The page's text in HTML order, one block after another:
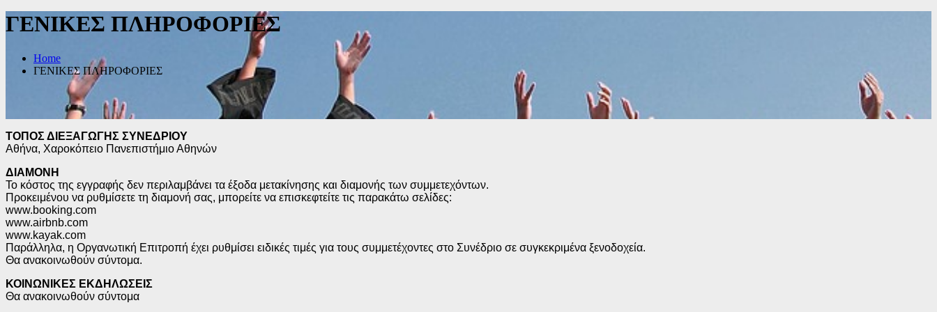
ΓΕΝΙΚΕΣ ΠΛΗΡΟΦΟΡΙΕΣ
Home
ΓΕΝΙΚΕΣ ΠΛΗΡΟΦΟΡΙΕΣ
ΤΟΠΟΣ ΔΙΕΞΑΓΩΓΗΣ ΣΥΝΕΔΡΙΟΥ
Αθήνα, Χαροκόπειο Πανεπιστήμιο Αθηνών
ΔΙΑΜΟΝH
Το κόστος της εγγραφής δεν περιλαμβάνει τα έξοδα μετακίνησης και διαμονής των συμμετεχόντων.
Προκειμένου να ρυθμίσετε τη διαμονή σας, μπορείτε να επισκεφτείτε τις παρακάτω σελίδες:
www.booking.com
www.airbnb.com
www.kayak.com
Παράλληλα, η Οργανωτική Επιτροπή έχει ρυθμίσει ειδικές τιμές για τους συμμετέχοντες στο Συνέδριο σε συγκεκριμένα ξενοδοχεία.
Θα ανακοινωθούν σύντομα.
ΚΟΙΝΩΝΙΚΕΣ ΕΚΔΗΛΩΣΕΙΣ
Θα ανακοινωθούν σύντομα